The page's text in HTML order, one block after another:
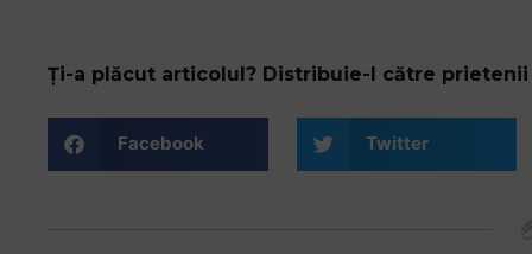
Ți-a plăcut articolul? Distribuie-l către prietenii
Facebook Twitter